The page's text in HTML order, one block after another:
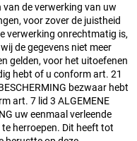
van de verwerking van uw
voor zover de juistheid
verwerking onrechtmatig is,
de gegevens niet meer
gelden, voor het uitoefenen
hebt of u conform art. 21
bezwaar hebt
art. 7 lid 3 ALGEMENE
uw eenmaal verleende
herroepen. Dit heeft tot